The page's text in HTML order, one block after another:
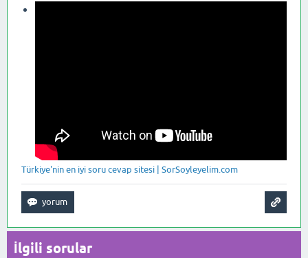
Türkiye'nin en iyi soru cevap sitesi | SorSoyleyelim.com
İlgili sorular